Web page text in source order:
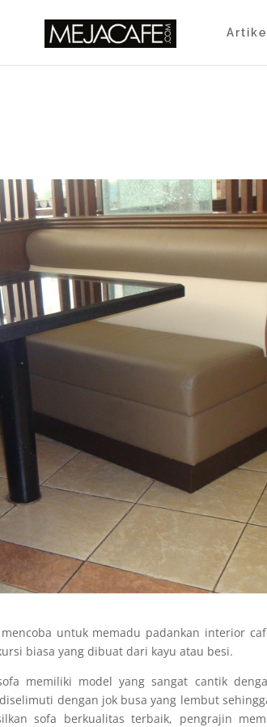
untuk memadu padankan interior
biasa yang dibuat dari kayu atau besi.
memiliki model yang sangat cantik
dengan jok busa yang lembut
sofa berkualitas terbaik, pengrajin